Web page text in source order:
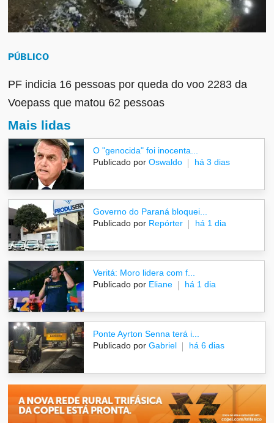
PÚBLICO
PF indicia 16 pessoas por queda do voo 2283 da
Voepass que matou 62 pessoas
Mais lidas
O "genocida" foi inocenta...
Publicado por Oswaldo há 3 dias
Governo do Paraná bloquei...
Publicado por Repórter há 1 dia
Veritá: Moro lidera com f...
Publicado por Eliane há 1 dia
Ponte Ayrton Senna terá i...
Publicado por Gabriel há 6 dias